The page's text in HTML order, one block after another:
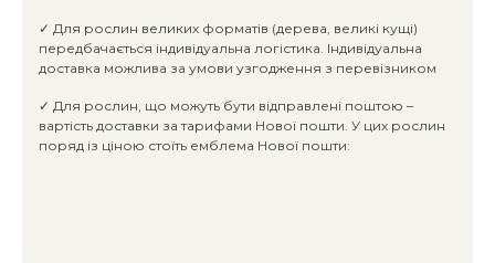
✓ Для рослин великих форматів (дерева, великі кущі)
передбачається індивідуальна логістика. Індивідуальна
доставка можлива за умови узгодження з перевізником
✓ Для рослин, що можуть бути відправлені поштою –
вартість доставки за тарифами Нової пошти. У цих рослин
поряд із ціною стоїть емблема Нової пошти: